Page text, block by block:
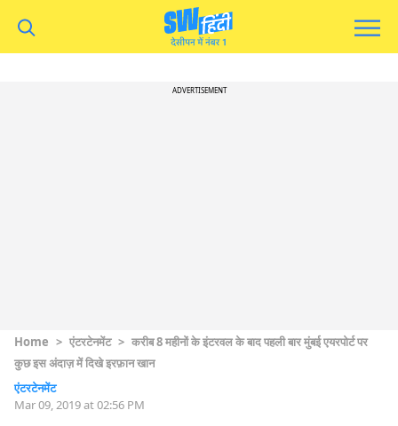
ADVERTISEMENT
Home > एंटरटेनमेंट > करीब 8 महीनों के इंटरवल के बाद पहली बार मुंबई एयरपोर्ट पर
कुछ इस अंदाज़ में दिखे इरफ़ान खान
एंटरटेनमेंट
Mar 09, 2019 at 02:56 PM